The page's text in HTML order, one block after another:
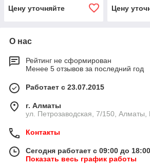
Цену уточняйте
Цену
О нас
Рейтинг не сформирован
Менее 5 отзывов за последний год
Работает с 23.07.2015
г. Алматы
ул. Петрозаводская, 7/150, Алматы,
Контакты
Сегодня работает с 09:00 до 18:00
Показать весь график работы